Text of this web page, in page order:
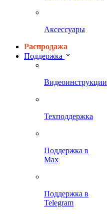
Аксессуары
Распродажа
Поддержка
Видеоинструкции
Техподдержка
Поддержка в
Max
Поддержка в
Telegram